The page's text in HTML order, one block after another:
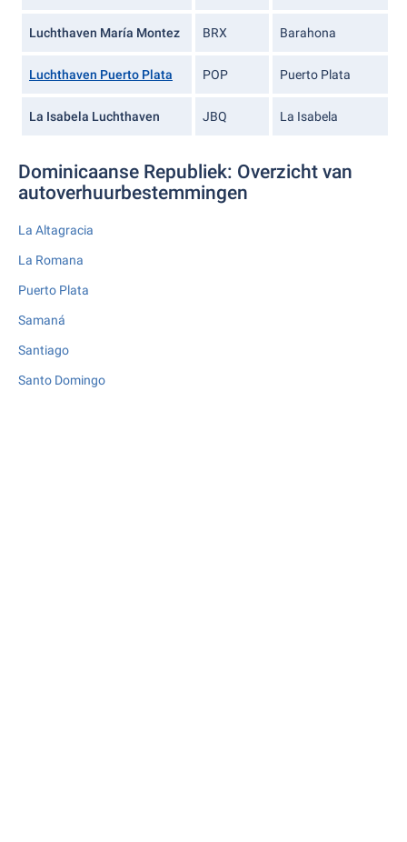
Luchthaven María Montez BRX Barahona
Luchthaven Puerto Plata POP Puerto Plata
La Isabela Luchthaven JBQ La Isabela
Dominicaanse Republiek: Overzicht van
autoverhuurbestemmingen
La Altagracia
La Romana
Puerto Plata
Samaná
Santiago
Santo Domingo